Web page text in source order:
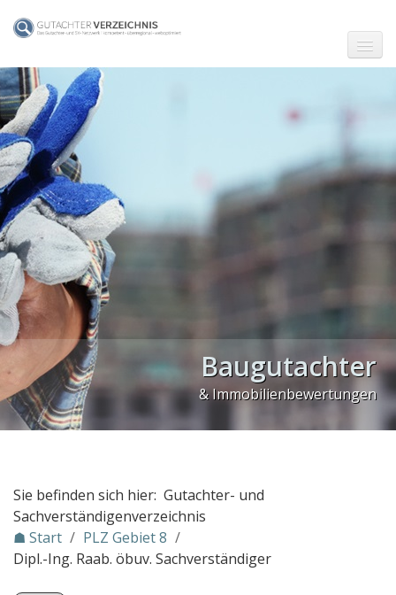
☗ Start
Gutachter in Berlin
Gutachter in Frankfurt (Main)
Gutachter in Hamburg
Gutachter in Köln
Gutachter in München
Gutachter in Stuttgart
PLZ Gebiet 0
PLZ Gebiet 1
PLZ Gebiet 2
PLZ Gebiet 3
PLZ Gebiet 5
PLZ Gebiet 6
PLZ Gebiet 7
Baugutachter
& Immobilienbewertungen
Sie befinden sich hier: Gutachter- und
Sachverständigenverzeichnis
☗ Start / PLZ Gebiet 8 /
Dipl.-Ing. Raab. öbuv. Sachverständiger